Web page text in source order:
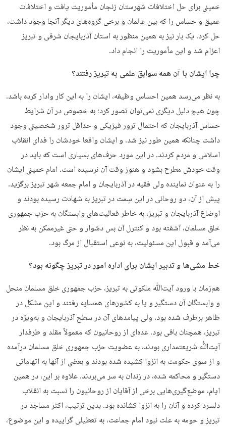
خمینی برای حل اختلافات شهرستان زنجان مأموریت یافت و اختلافات
عمیق و حساس را که بین عالمان و برخی گروه‌های دیگر آنجا وجود داشت،
حل کرد. یک بار نیز به همین منظور به استان آذربایجان شرقی و تبریز
اعزام شد و این مأموریت را انجام داد.
چرا ایشان با آن همه سوابق علمی به تبریز رفتند؟
به نظر می‌رسد همین احساس وظیفه، ایشان را به این کار وادار کرده باشد.
چون هیچ دلیل دیگری نمی‌توان تصور کرد؛ به خصوص در آن شرایط
حساس آذربایجان که احتمال ترور فیزیکی و حداقل ترور شخصیتی وجود
داشت چنانکه همین طور نیز شد. و ایشان واقعا خودشان را فدای انقلاب
اسلامی و مردم کردند. در این مورد حرف‌های بسیاری است که باید در
وقت خودش مطرح بشود و هنوز وقت آن نرسیده است. امام خمینی ایشان
را به عنوان نماینده ولی فقیه در آذربایجان و امام جمعه شهر تبریز برگزید.
پیش از آن، دو روحانی در این سِمت در تبریز به شهادت رسیده بودند و
اوضاع آذربایجان و تبریز، به خاطر فعالیت‌های وابستگان به حزب جمهوری
خلق مسلمان، آشفته بود و کنترل آن بس دشوار و حتی غیرممکن به نظر
می‌آمد و قبول این مسئولیت، به نوعی استقبال از مرگ بود.
خط مشی‌ها و تدبیر ایشان برای اداره امور در تبریز چگونه بود؟
هم‌زمان با ورود آیت‌ﷲ ملکوتی به تبریز، حزب جمهوری خلق مسلمان منحل
و وابستگان آن دستگیر و یا به کشورهای همسایه رفتند و این مشکل در
ظاهر برطرف شده بود، ولی پیامدهای آن در سطح آذربایجان و به‌ویژه در
تبریز، همچنان باقی بود. عده‌ای از روحانیون که معمولاً مقلد و طرفدار
آیت‌ﷲ شریعتمداری بودند، به عضویت حزب جمهوری خلق مسلمان درآمده
و از سوی حکومت به انزوا کشیده شده بودند و بعضی از آنها به اتهاماتی
دستگیر و محاکمه شده، در زندان به سر می‌بردند. علاوه بر این، در همین
ایام، موضع‌گیری‌هایی برخی از آقایان از روحانیون را نسبت به انقلاب
دلسرد کرده و آنان را به انزوا کشانده بود. بدین ترتیب، اکثر مساجد در
تبریز و حومه به علت نبود امام جماعت، به تعطیلی گراییده و این موضوع،